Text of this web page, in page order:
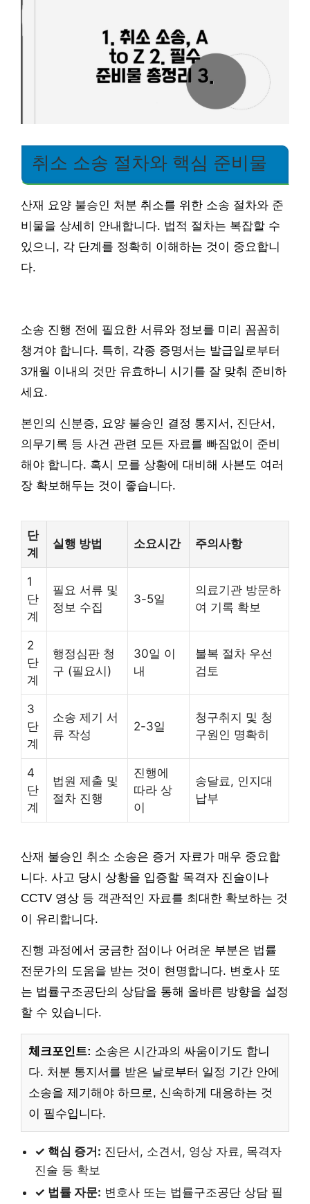
취소 소송 절차와 핵심 준비물
산재 요양 불승인 처분 취소를 위한 소송 절차와 준
비물을 상세히 안내합니다. 법적 절차는 복잡할 수
있으니, 각 단계를 정확히 이해하는 것이 중요합니
다.
소송 진행 전에 필요한 서류와 정보를 미리 꼼꼼히
챙겨야 합니다. 특히, 각종 증명서는 발급일로부터
3개월 이내의 것만 유효하니 시기를 잘 맞춰 준비하
세요.
본인의 신분증, 요양 불승인 결정 통지서, 진단서,
의무기록 등 사건 관련 모든 자료를 빠짐없이 준비
해야 합니다. 혹시 모를 상황에 대비해 사본도 여러
장 확보해두는 것이 좋습니다.
단
계
실행 방법 소요시간 주의사항
1
단
계
필요 서류 및
정보 수집
3-5일
의료기관 방문하
여 기록 확보
2
단
계
행정심판 청
구 (필요시)
30일 이
내
불복 절차 우선
검토
3
단
계
소송 제기 서
류 작성
2-3일
청구취지 및 청
구원인 명확히
4
단
계
법원 제출 및
절차 진행
진행에
따라 상
이
송달료, 인지대
납부
산재 불승인 취소 소송은 증거 자료가 매우 중요합
니다. 사고 당시 상황을 입증할 목격자 진술이나
CCTV 영상 등 객관적인 자료를 최대한 확보하는 것
이 유리합니다.
진행 과정에서 궁금한 점이나 어려운 부분은 법률
전문가의 도움을 받는 것이 현명합니다. 변호사 또
는 법률구조공단의 상담을 통해 올바른 방향을 설정
할 수 있습니다.
체크포인트: 소송은 시간과의 싸움이기도 합니
다. 처분 통지서를 받은 날로부터 일정 기간 안에
소송을 제기해야 하므로, 신속하게 대응하는 것
이 필수입니다.
✓ 핵심 증거: 진단서, 소견서, 영상 자료, 목격자
진술 등 확보
✓ 법률 자문: 변호사 또는 법률구조공단 상담 필